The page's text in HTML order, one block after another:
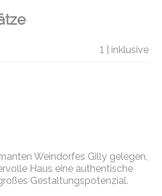
Weindorfes Gilly gelegen,
Haus eine authentische
Gestaltungspotenzial.
1 | inklusive